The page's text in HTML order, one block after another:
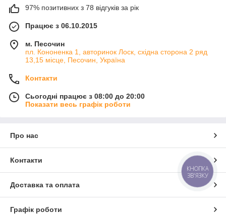
97% позитивних з 78 відгуків за рік
Працює з 06.10.2015
м. Песочин
пл. Кононенка 1, авторинок Лоск, східна сторона 2 ряд
13,15 місце, Песочин, Україна
Контакти
Сьогодні працює з 08:00 до 20:00
Показати весь графік роботи
Про нас
Контакти
Доставка та оплата
Графік роботи
КНОПКА
ЗВ'ЯЗКУ